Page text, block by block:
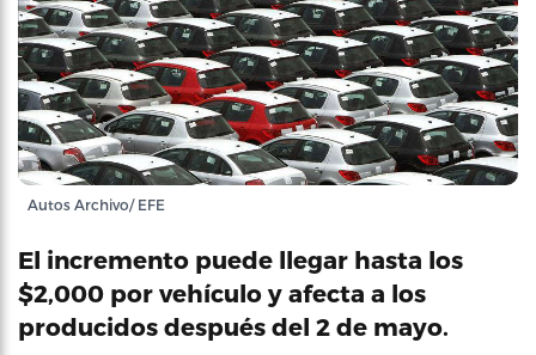
Autos Archivo/ EFE
El incremento puede llegar hasta los
$2,000 por vehículo y afecta a los
producidos después del 2 de mayo.